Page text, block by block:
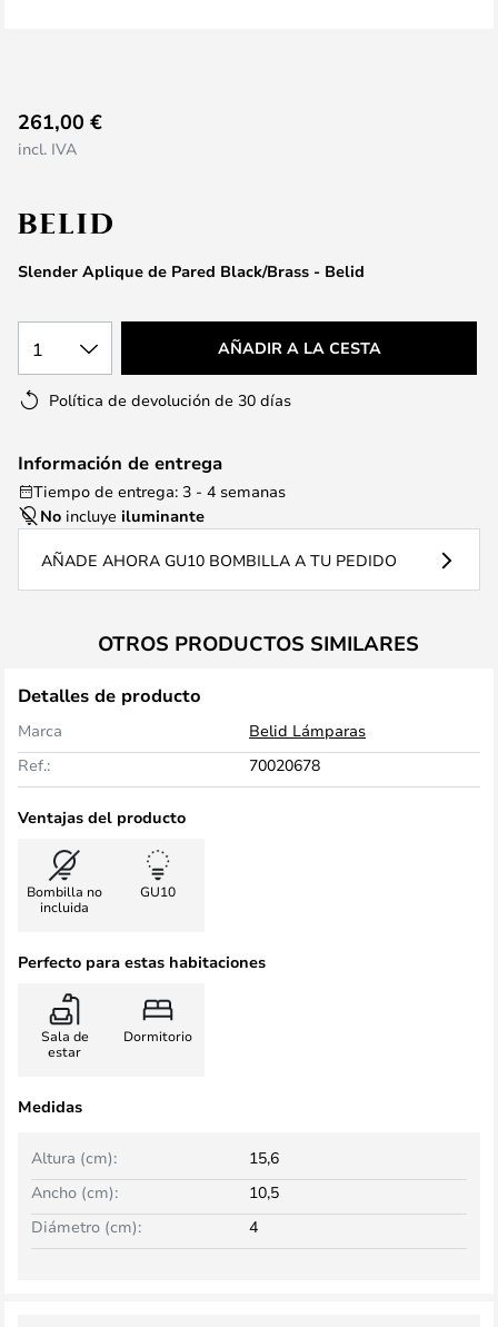
comienzo
la
galería
deSlender Aplique de Pared Black/Brass - Belid
261,00 €
incl. IVA
1 AÑADIR A LA CESTA
Política de devolución de 30 días
Información de entrega
Tiempo de entrega: 3 - 4 semanas
No incluye iluminante
AÑADE AHORA GU10 BOMBILLA A TU PEDIDO
OTROS PRODUCTOS SIMILARES
Detalles de producto
Marca
Belid Lámparas
Ref.:
70020678
Ventajas del producto
Bombilla no
incluida
GU10
Perfecto para estas habitaciones
Sala de
estar
Dormitorio
Medidas
Ancho (cm): 10,5
Altura (cm): 15,6
Diámetro (cm): 4